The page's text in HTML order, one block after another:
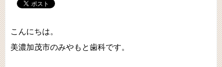
こんにちは。
美濃加茂市のみやもと歯科です。